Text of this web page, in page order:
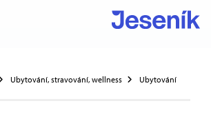
Ubytování, stravování, wellness
Ubytování